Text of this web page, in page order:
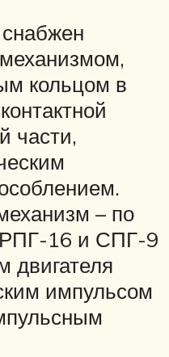
кольцом в
части,
– по
РПГ-16 и СПГ-9
двигателя
импульсом